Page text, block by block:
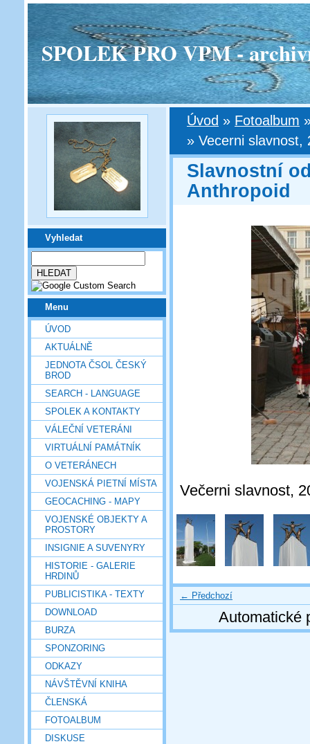
SPOLEK PRO VPM -
Vyhledat
Menu
ÚVOD
AKTUÁLNĚ
JEDNOTA ČSOL ČESKÝ
BROD
SEARCH - LANGUAGE
SPOLEK A KONTAKTY
VÁLEČNÍ VETERÁNI
VIRTUÁLNÍ PAMÁTNÍK
O VETERÁNECH
VOJENSKÁ PIETNÍ MÍSTA
GEOCACHING - MAPY
VOJENSKÉ OBJEKTY A
PROSTORY
INSIGNIE A SUVENYRY
HISTORIE - GALERIE
HRDINŮ
PUBLICISTIKA - TEXTY
DOWNLOAD
BURZA
SPONZORING
ODKAZY
NÁVŠTĚVNÍ KNIHA
ČLENSKÁ
FOTOALBUM
DISKUSE
Úvod » Fotoalbum
» Vecerni slavnost,
Slavnostní
Anthropoid
Večerni slavnost,
← Předchozí
Automatické